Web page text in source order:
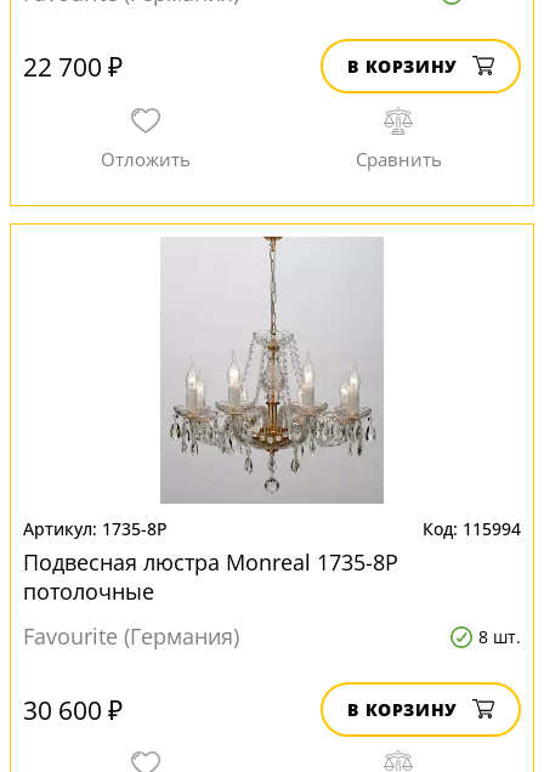
22 700 ₽ В КОРЗИНУ
1735-8P 115994
Подвесная люстра Monreal 1735-8P
потолочные
Favourite (Германия)
8 шт.
30 600 ₽ В КОРЗИНУ